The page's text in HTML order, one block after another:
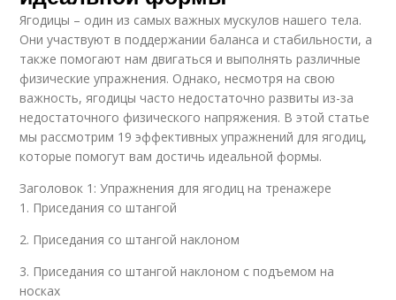
Ягодицы – один из самых важных мускулов нашего тела.
Они участвуют в поддержании баланса и стабильности, а
также помогают нам двигаться и выполнять различные
физические упражнения. Однако, несмотря на свою
важность, ягодицы часто недостаточно развиты из-за
недостаточного физического напряжения. В этой статье
мы рассмотрим 19 эффективных упражнений для ягодиц,
которые помогут вам достичь идеальной формы.
Заголовок 1: Упражнения для ягодиц на тренажере
1. Приседания со штангой
2. Приседания со штангой наклоном
3. Приседания со штангой наклоном с подъемом на
носках